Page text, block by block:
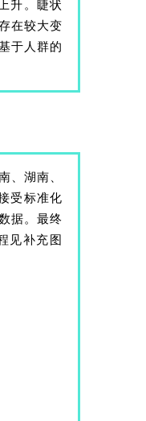
升。睫状
在较大变
于人群的
、湖南、
受标准化
据。最终
见补充图